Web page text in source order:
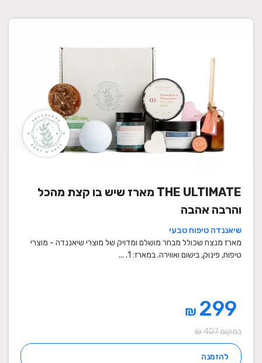
THE ULTIMATE מארז שיש בו קצת מהכל
והרבה אהבה
שיאננדה טיפוח טבעי
מארז מנצח שכולל מבחר מושלם ומדויק של מוצרי שיאננדה - מוצרי
טיפוח, פינוק, בישום ואווירה. במארז: 1. ...
₪
במקום 407 ₪
להזמנה